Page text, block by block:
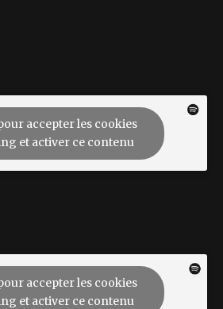
accepter les cookies
et activer ce contenu
accepter les cookies
et activer ce contenu